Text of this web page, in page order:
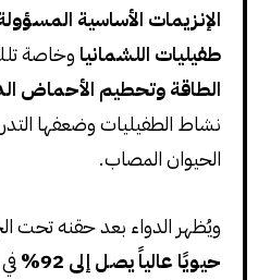
الإنزيمات الأساسية
طفيليات اللشمانيا وخاصة
الطاقة وتحطيم الأحماض
نشاط الطفيليات وضعفها
الحيوان المصاب.
ويُظهر الدواء بعد حقنه تحت
حيويًا عالياً يصل إلى 92%